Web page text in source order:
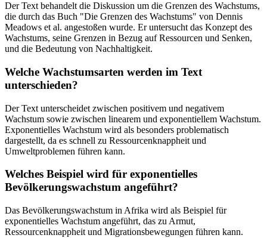
Der Text behandelt die Diskussion um die Grenzen des Wachstums,
die durch das Buch "Die Grenzen des Wachstums" von Dennis
Meadows et al. angestoßen wurde. Er untersucht das Konzept des
Wachstums, seine Grenzen in Bezug auf Ressourcen und Senken,
und die Bedeutung von Nachhaltigkeit.
Welche Wachstumsarten werden im Text
unterschieden?
Der Text unterscheidet zwischen positivem und negativem
Wachstum sowie zwischen linearem und exponentiellem Wachstum.
Exponentielles Wachstum wird als besonders problematisch
dargestellt, da es schnell zu Ressourcenknappheit und
Umweltproblemen führen kann.
Welches Beispiel wird für exponentielles
Bevölkerungswachstum angeführt?
Das Bevölkerungswachstum in Afrika wird als Beispiel für
exponentielles Wachstum angeführt, das zu Armut,
Ressourcenknappheit und Migrationsbewegungen führen kann.